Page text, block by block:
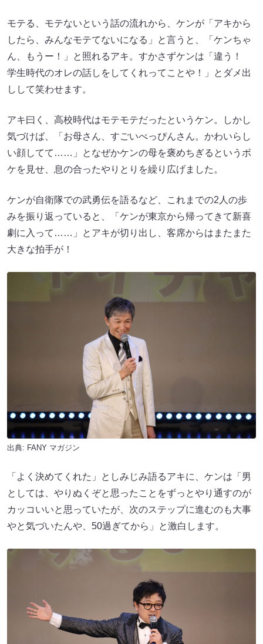
モテる、モテないという話の流れから、ケンが「アキから
したら、みんなモテてないになる」と言うと、「ケンちゃ
ん、もうー！」と照れるアキ。すかさずケンは「違う！
学生時代のオレの話しをしてくれってことや！」とダメ出
しして笑わせます。
アキ曰く、高校時代はモテモテだったというケン。しかし
気づけば、「お母さん、すごいべっぴんさん。かわいらし
い顔してて……」となぜかケンの母を褒めちぎるというボ
ケを見せ、息の合ったやりとりを繰り広げました。
ケンが自衛隊での武勇伝を語るなど、これまでの2人の歩
みを振り返っていると、「ケンが東京から帰ってきて新喜
劇に入って……」とアキが切り出し、客席からはまたまた
大きな拍手が！
出典: FANY マガジン
「よく決めてくれた」としみじみ語るアキに、ケンは「男
としては、やりぬくぞと思ったことをずっとやり通すのが
カッコいいと思っていたが、次のステップに進むのも大事
やと気づいたんや、50過ぎてから」と激白します。